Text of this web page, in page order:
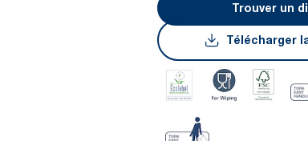
Trouver un
Télécharger